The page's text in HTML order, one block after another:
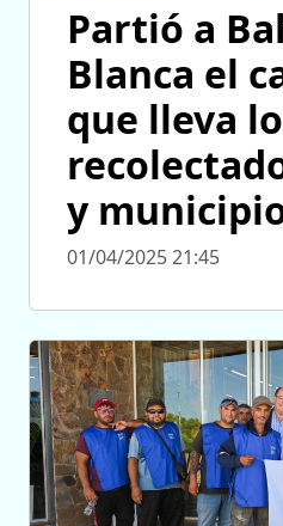
Partió a
Blanca el
que lleva lo
y
01/04/2025 21:45